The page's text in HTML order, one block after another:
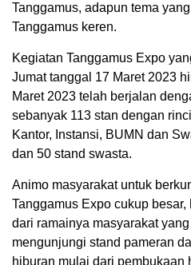
Tanggamus, adapun tema
Tanggamus keren.
Kegiatan Tanggamus Expo
Jumat tanggal 17 Maret 2023
Maret 2023 telah berjalan
sebanyak 113 stan dengan
Kantor, Instansi, BUMN dan
dan 50 stand swasta.
Animo masyarakat untuk
Tanggamus Expo cukup
dari ramainya masyarakat
mengunjungi stand pameran
hiburan mulai dari pembukaan